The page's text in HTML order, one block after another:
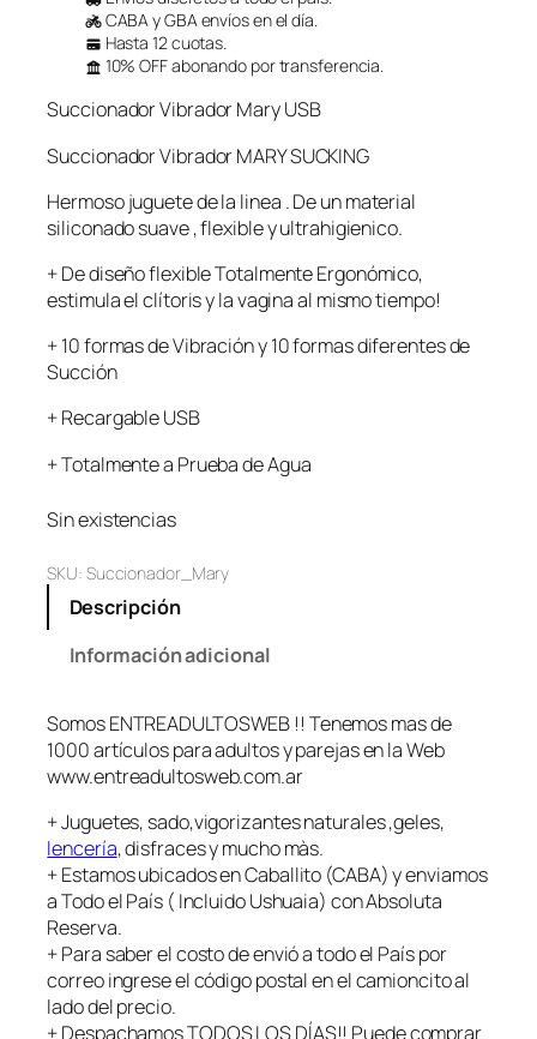
CABA y GBA envíos en el día.
Hasta 12 cuotas.
10% OFF abonando por transferencia.
Succionador Vibrador Mary USB
Succionador Vibrador MARY SUCKING
Hermoso juguete de la linea . De un material
siliconado suave , flexible y ultrahigienico.
+ De diseño flexible Totalmente Ergonómico,
estimula el clítoris y la vagina al mismo tiempo!
+ 10 formas de Vibración y 10 formas diferentes de
Succión
+ Recargable USB
+ Totalmente a Prueba de Agua
Sin existencias
SKU: Succionador_Mary
Descripción
Información adicional
Somos ENTREADULTOSWEB !! Tenemos mas de
1000 artículos para adultos y parejas en la Web
www.entreadultosweb.com.ar
+ Juguetes, sado,vigorizantes naturales ,geles,
lencería, disfraces y mucho màs.
+ Estamos ubicados en Caballito (CABA) y enviamos
a Todo el País ( Incluido Ushuaia) con Absoluta
Reserva.
+ Para saber el costo de envió a todo el País por
correo ingrese el código postal en el camioncito al
lado del precio.
+ Despachamos TODOS LOS DÍAS!! Puede comprar